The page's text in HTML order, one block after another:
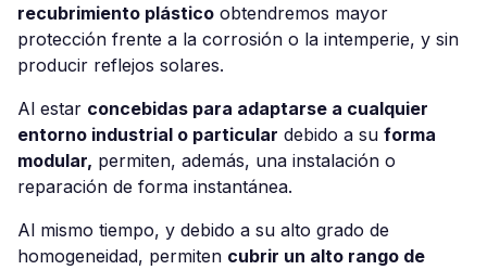
recubrimiento plástico obtendremos mayor
protección frente a la corrosión o la intemperie, y sin
producir reflejos solares.
Al estar concebidas para adaptarse a cualquier
entorno industrial o particular debido a su forma
modular, permiten, además, una instalación o
reparación de forma instantánea.
Al mismo tiempo, y debido a su alto grado de
homogeneidad, permiten cubrir un alto rango de